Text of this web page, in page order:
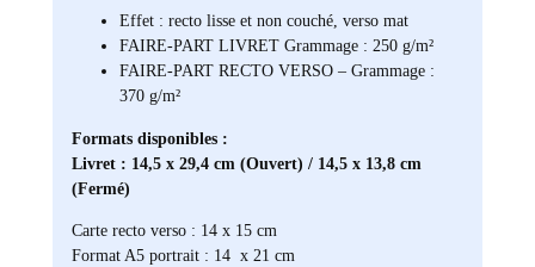
Effet : recto lisse et non couché, verso mat
FAIRE-PART LIVRET Grammage : 250 g/m²
FAIRE-PART RECTO VERSO – Grammage :
370 g/m²
Formats disponibles :
Livret : 14,5 x 29,4 cm (Ouvert) / 14,5 x 13,8 cm
(Fermé)
Carte recto verso : 14 x 15 cm
Format A5 portrait : 14 x 21 cm